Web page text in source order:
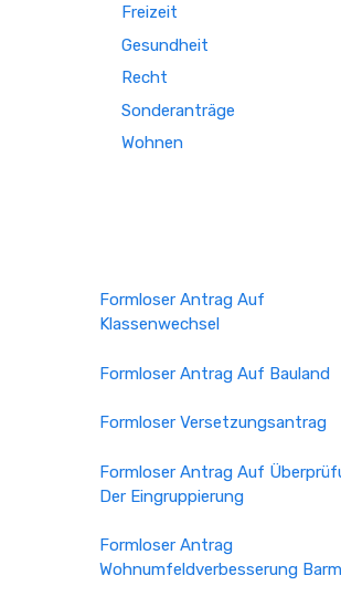
Freizeit
Gesundheit
Recht
Sonderanträge
Wohnen
Formloser Antrag Auf
Klassenwechsel
Formloser Antrag Auf Bauland
Formloser Versetzungsantrag
Formloser Antrag Auf
Der Eingruppierung
Formloser Antrag
Wohnumfeldverbesserung